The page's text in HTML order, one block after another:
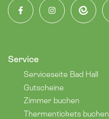
FacebookInstagramApp
Service
Serviceseite Bad Hall
Gutscheine
Zimmer buchen
Thermentickets buchen